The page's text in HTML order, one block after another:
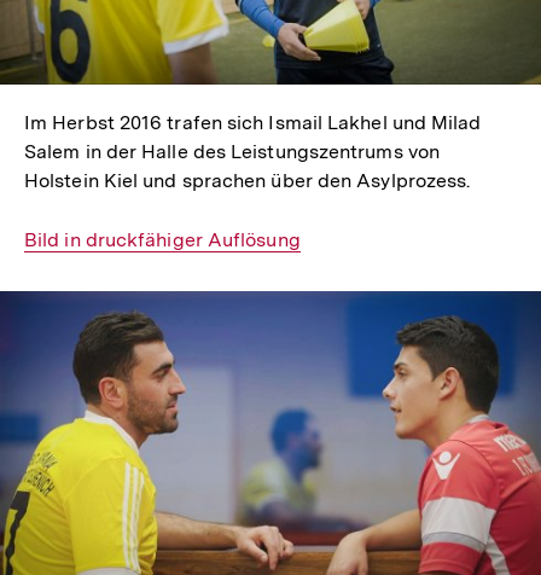
Im Herbst 2016 trafen sich Ismail Lakhel und Milad
Salem in der Halle des Leistungszentrums von
Holstein Kiel und sprachen über den Asylprozess.
Interner
Bild in druckfähiger Auflösung
In
Lightbox
öffnen